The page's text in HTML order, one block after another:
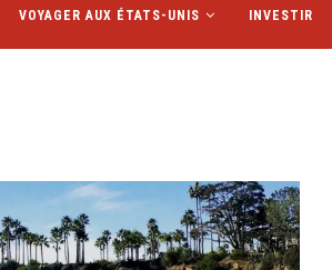
VOYAGER AUX ÉTATS-UNIS INVESTIR